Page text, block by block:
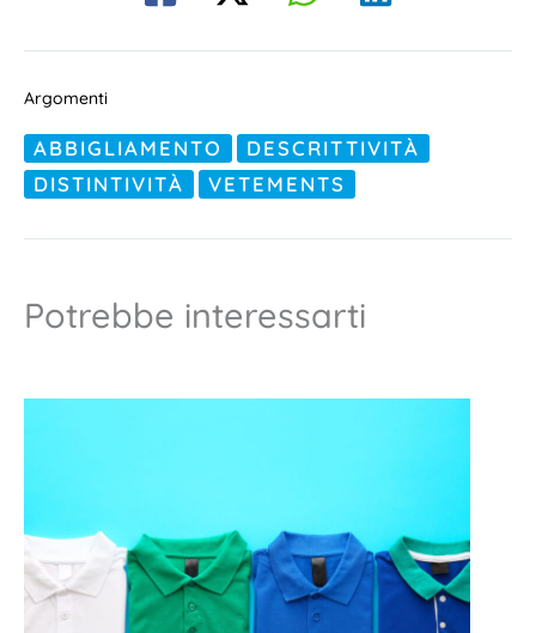
Argomenti
ABBIGLIAMENTO
DESCRITTIVITÀ
DISTINTIVITÀ
VETEMENTS
Potrebbe interessarti